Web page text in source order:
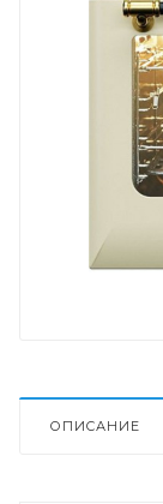
ОПИСАНИЕ